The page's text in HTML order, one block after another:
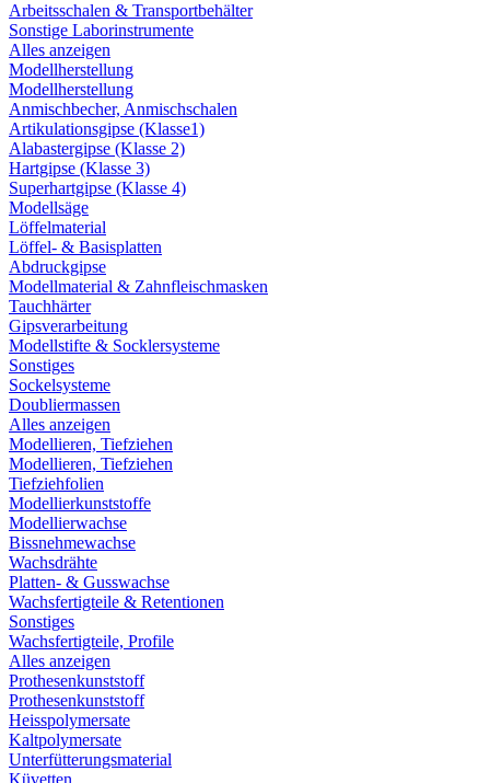
Arbeitsschalen & Transportbehälter
Sonstige Laborinstrumente
Alles anzeigen
Modellherstellung
Modellherstellung
Anmischbecher, Anmischschalen
Artikulationsgipse (Klasse1)
Alabastergipse (Klasse 2)
Hartgipse (Klasse 3)
Superhartgipse (Klasse 4)
Modellsäge
Löffelmaterial
Löffel- & Basisplatten
Abdruckgipse
Modellmaterial & Zahnfleischmasken
Tauchhärter
Gipsverarbeitung
Modellstifte & Socklersysteme
Sonstiges
Sockelsysteme
Doubliermassen
Alles anzeigen
Modellieren, Tiefziehen
Modellieren, Tiefziehen
Tiefziehfolien
Modellierkunststoffe
Modellierwachse
Bissnehmewachse
Wachsdrähte
Platten- & Gusswachse
Wachsfertigteile & Retentionen
Sonstiges
Wachsfertigteile, Profile
Alles anzeigen
Prothesenkunststoff
Prothesenkunststoff
Heisspolymersate
Kaltpolymersate
Unterfütterungsmaterial
Küvetten